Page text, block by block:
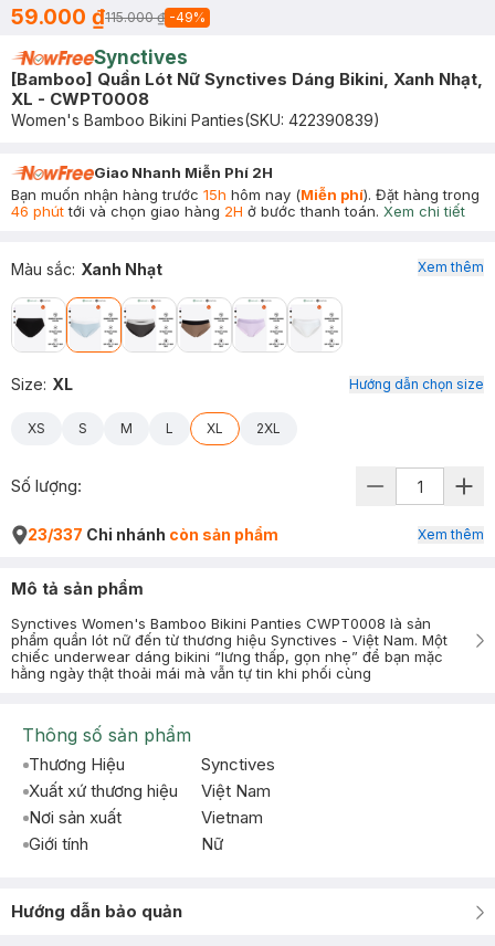
59.000 ₫115.000 ₫ -49%
Synctives
[Bamboo] Quần Lót Nữ Synctives Dáng Bikini, Xanh Nhạt,
XL - CWPT0008
Women's Bamboo Bikini Panties(SKU: 422390839)
Giao Nhanh Miễn Phí 2H
Bạn muốn nhận hàng trước 15h hôm nay (Miễn phí). Đặt hàng trong
46 phúttới và chọn giao hàng 2H ở bước thanh toán. Xem chi tiết
Màu sắc: Xanh Nhạt
Size: XL Hướng dẫn chọn size
XS S M L XL 2XL
Xem thêm
Số lượng:
23/337 Chi nhánh còn sản phẩm Xem thêm
Mô tả sản phẩm
Synctives Women's Bamboo Bikini Panties CWPT0008 là sản
phẩm quần lót nữ đến từ thương hiệu Synctives - Việt Nam. Một
chiếc underwear dáng bikini “lưng thấp, gọn nhẹ” để bạn mặc
hằng ngày thật thoải mái mà vẫn tự tin khi phối cùng
Thông số sản phẩm
Thương Hiệu
Synctives
Xuất xứ thương hiệu
Việt Nam
Nơi sản xuất
Vietnam
Giới tính
Nữ
Hướng dẫn bảo quản